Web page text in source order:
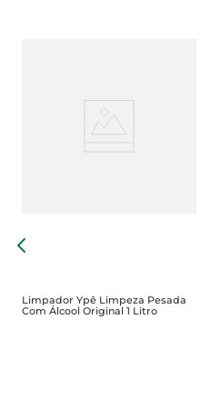
Limpador Ypê Limpeza Pesada
Com Álcool Original 1 Litro